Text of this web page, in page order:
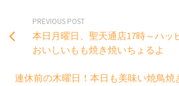
PREVIOUS POST
本日月曜日、聖天通店17時～ハッ
おいしいもも焼き焼いちょるよ
連休前の木曜日！本日も美味い焼鳥焼